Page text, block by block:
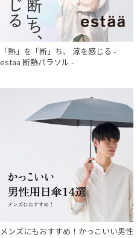
「熱」を「断」ち、 涼を感じる -
estaa 断熱パラソル -
メンズにもおすすめ！かっこいい男性